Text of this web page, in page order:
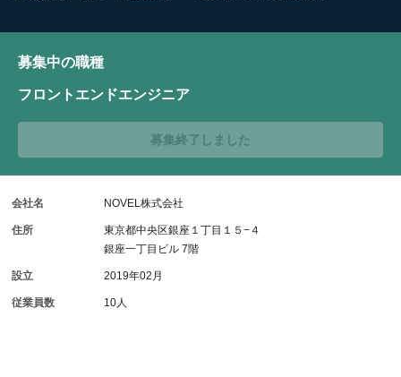
募集中の職種
フロントエンドエンジニア
募集終了しました
会社名 NOVEL株式会社
住所
東京都中央区銀座１丁目１５−４
銀座一丁目ビル 7階
設立 2019年02月
従業員数 10人